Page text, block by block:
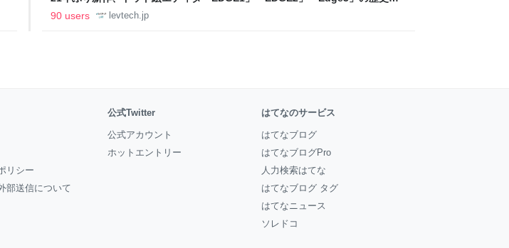
ついて作者に聞く【フォーカス】 - レバテックLAB
90 users levtech.jp
リシー
部送信について
公式Twitter
公式アカウント
ホットエントリー
はてなのサービス
はてなブログ
はてなブログPro
人力検索はてな
はてなブログ タグ
はてなニュース
ソレドコ